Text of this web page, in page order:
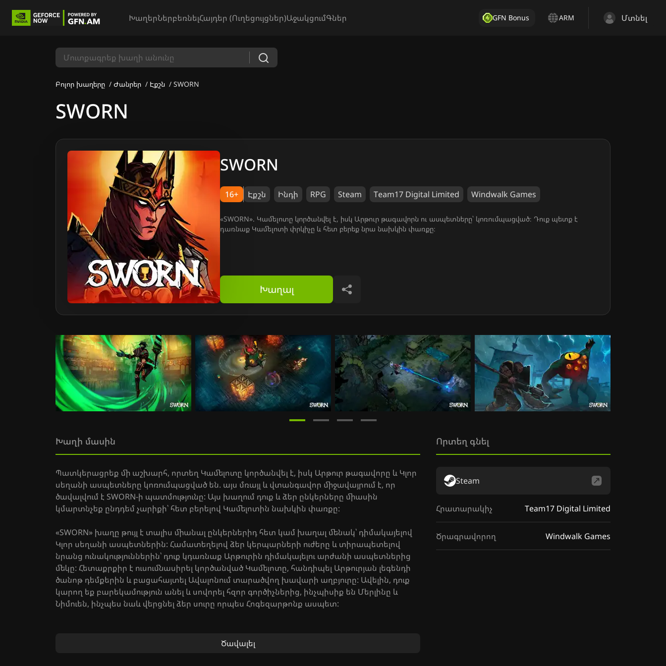
ԽաղերՆերբեռնելՀայդեր (Ուղեցույցներ)ԱջակցումԳներ GFN Bonus ARM Մտնել
Բոլոր խաղերը Ժանրեր Էքշն SWORN
SWORN
SWORN
16+ Էքշն Ինդի RPG Steam Team17 Digital Limited Windwalk Games
«SWORN». Կամելոտը կործանվել է, իսկ Արթուր թագավորն ու ասպետները՝ կոռումպացված։ Դուք պետք է
դառնաք Կամելոտի փրկիչը և հետ բերեք նրա նախկին փառքը։
Խաղալ Կիսվել
Խաղի մասին
Պատկերացրեք մի աշխարհ, որտեղ Կամելոտը կործանվել է, իսկ Արթուր թագավորը և Կլոր
սեղանի ասպետները կոռումպացված են. այս մռայլ և վտանգավոր միջավայրում է, որ
ծավալվում է SWORN-ի պատմությունը: Այս խաղում դուք և ձեր ընկերները միասին
կմարտնչեք ընդդեմ չարիքի՝ հետ բերելով Կամելոտին նախկին փառքը:
«SWORN» խաղը թույլ է տալիս միանալ ընկերներիդ հետ կամ խաղալ մենակ՝ դիմակայելով
Կլոր սեղանի ասպետներին: Համատեղելով ձեր կերպարների ուժերը և տիրապետելով
նրանց ունակություններին՝ դուք կդառնաք Արթուրին դիմակայելու արժանի ասպետներից
մեկը: Հետաքրքիր է ուսումնասիրել կործանված Կամելոտը, հանդիպել Արթուրյան լեգենդի
ծանոթ դեմքերին և բացահայտել Ավալոնում տարածվող խավարի աղբյուրը: Ավելին, դուք
կարող եք բարեկամություն անել և սովորել հզոր գործիչներից, ինչպիսիք են Մերլինը և
Նիմուեն, ինչպես նաև վերցնել ձեր սուրը որպես Հոգեզարթոնք ասպետ:
օրհնություններից և բաց թողեք ձեր ամբողջ ներուժը: Ինչ վերաբերում է «Երդվածները»-ին
կամ «SWORN» RPG-ին, ապա այստեղ դուք կգտնեք.
Ծավալել
Որտեղ գնել
Steam
Հրատարակիչ Team17 Digital Limited
Ծրագրավորող Windwalk Games